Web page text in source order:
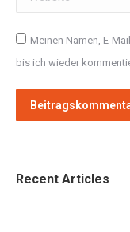
Meinen Namen, E-
bis ich wieder
Recent Articles